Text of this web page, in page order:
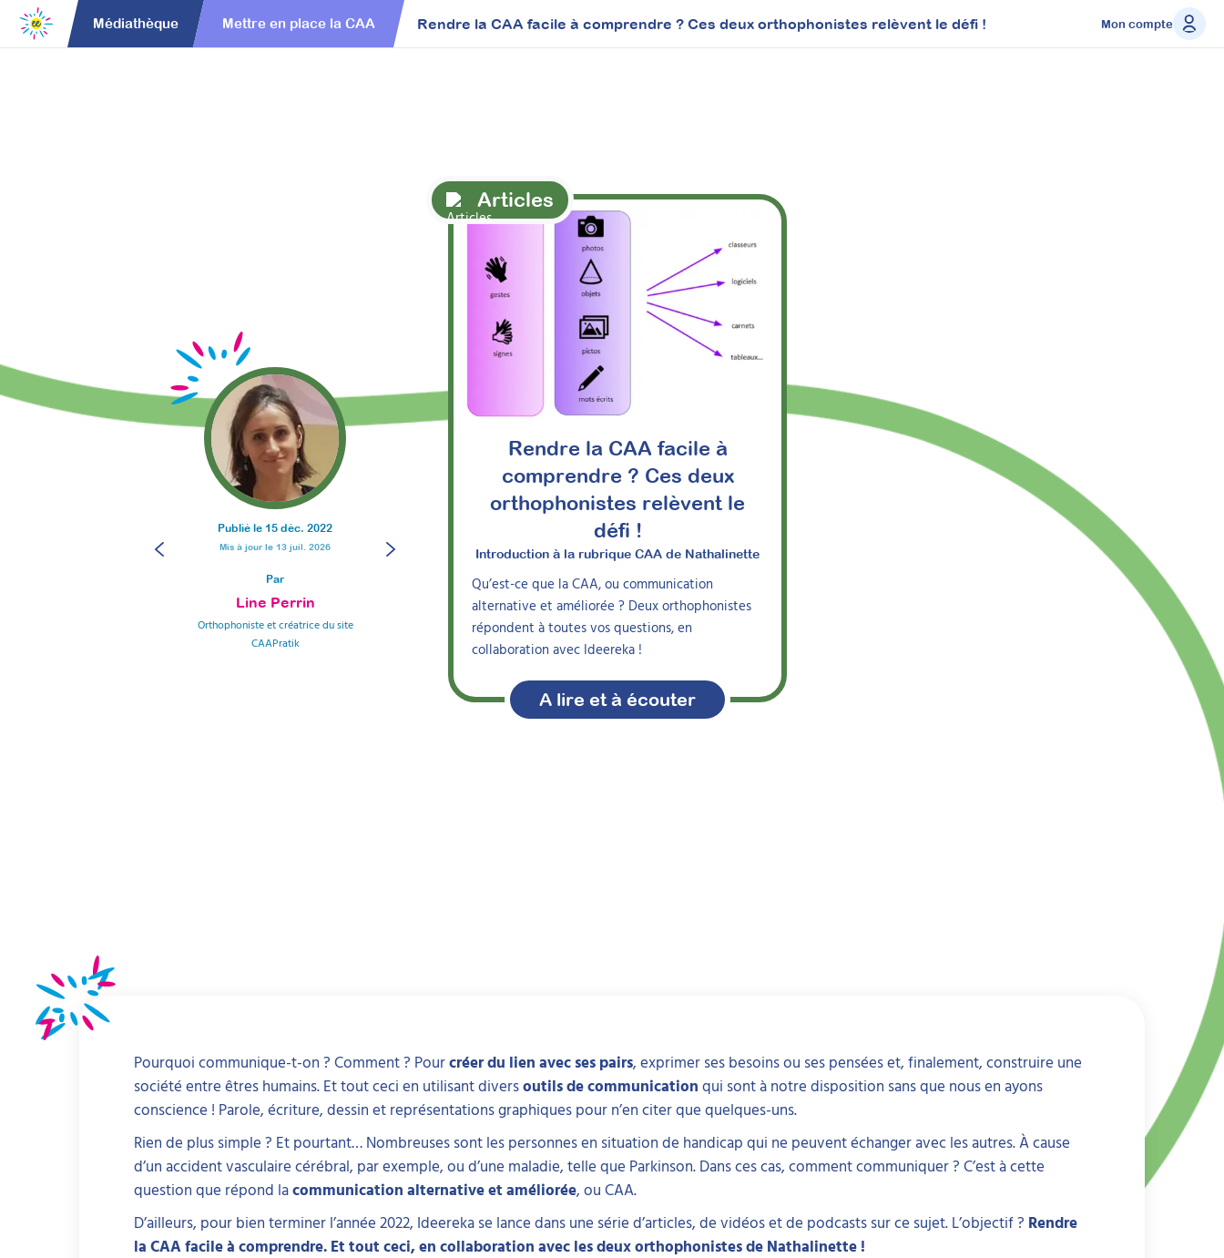
Médiathèque Mettre en place la CAA Rendre la CAA facile à comprendre ? Ces deux orthophonistes relèvent le défi ! Mon compte
Articles
Rendre la CAA facile à
comprendre ? Ces deux
orthophonistes relèvent le
défi !
Introduction à la rubrique CAA de Nathalinette
Qu’est-ce que la CAA, ou communication
alternative et améliorée ? Deux orthophonistes
répondent à toutes vos questions, en
collaboration avec Ideereka !
A lire et à écouter
Publié le 15 déc. 2022
Mis à jour le 13 juil. 2026
Par
Line Perrin
Orthophoniste et créatrice du site
CAAPratik
Par
Nathalie Ritter
Orthophoniste, autrice et créatrice
d’outils pédagogiques
Pourquoi communique-t-on ? Comment ? Pourcréer du lien avec ses pairs, exprimer ses besoins ou ses pensées et, finalement, construire une
société entre êtres humains. Et tout ceci en utilisant diversoutils de communication qui sont à notre disposition sans que nous en ayons
conscience ! Parole, écriture, dessin et représentations graphiques pour n’en citer que quelques-uns.
Rien de plus simple ? Et pourtant… Nombreuses sont les personnes en situation de handicap qui ne peuvent échanger avec les autres. À cause
d’un accident vasculaire cérébral, par exemple, ou d’une maladie, telle que Parkinson. Dans ces cas, comment communiquer ? C’est à cette
question que répond lacommunication alternative et améliorée, ou CAA.
D’ailleurs, pour bien terminer l’année 2022, Ideereka se lance dans une série d’articles, de vidéos et de podcasts sur ce sujet. L’objectif ? Rendre
la CAA facile à comprendre. Et tout ceci, en collaboration avec les deux orthophonistes de Nathalinette !